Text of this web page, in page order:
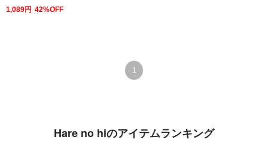
1,089円 42%OFF
1
Hare no hiのアイテムランキング